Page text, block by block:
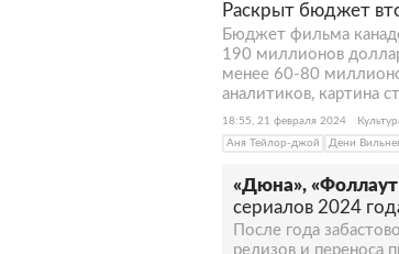
Раскрыт бюджет
Бюджет фильма
190 миллионов
менее 60-80
аналитиков, картина
18:55, 21 февраля 2024
Аня Тейлор-джой
Дени
«Дюна»,
сериалов 2024
После года
релизов и переноса